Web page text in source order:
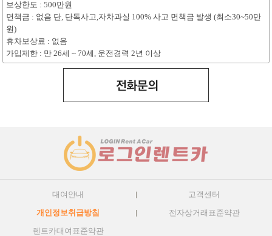
보상한도 : 500만원
면책금 : 없음 단, 단독사고,자차과실 100% 사고 면책금 발생 (최소30~50만
원)
휴차보상료 : 없음
가입제한 : 만 26세 ~ 70세, 운전경력 2년 이상
대여안내 고객센터
개인정보취급방침 전자상거래표준약관
렌트카대여표준약관